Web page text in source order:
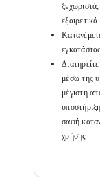
μέσω της
μέγιστη
σαφή
χρήσης